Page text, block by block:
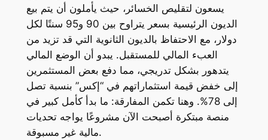
يسعون لتقليص الخسائر، حيث يأملون أن يتم بيع
الديون الرئيسية بسعر يتراوح بين 90 و95 سنتًا لكل
دولار، مع الاحتفاظ بالديون الثانوية التي قد تزيد من
العبء المالي للمستقبل. يبدو أن الوضع المالي
يتدهور بشكل تدريجي، مما دفع بعض المستثمرين
إلى خفض قيمة استثماراتهم في “إكس” بنسبة تصل
إلى 78%. وهنا تكمن المفارقة: ما بدأ كأمل كبير في
منصة مبتكرة أصبحت الآن مشروعًا يواجه تحديات
مالية غير مسبوقة.